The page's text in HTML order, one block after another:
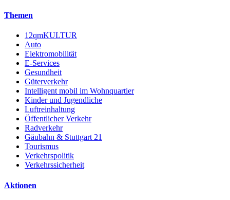
Themen
12qmKULTUR
Auto
Elektromobilität
E-Services
Gesundheit
Güterverkehr
Intelligent mobil im Wohnquartier
Kinder und Jugendliche
Luftreinhaltung
Öffentlicher Verkehr
Radverkehr
Gäubahn & Stuttgart 21
Tourismus
Verkehrspolitik
Verkehrssicherheit
Aktionen